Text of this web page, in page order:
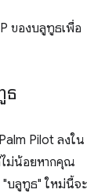
ของบลูทูธเพื่อ
ธ
Pilot ลงใน
ม่น้อยหากคุณ
"บลูทูธ" ใหม่นี้จะ